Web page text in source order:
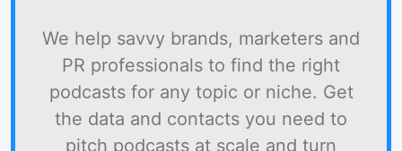
We help savvy brands, marketers and
PR professionals to find the right
podcasts for any topic or niche. Get
the data and contacts you need to
pitch podcasts at scale and turn